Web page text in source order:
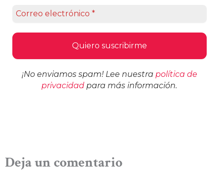
¡No enviamos spam! Lee nuestra política de
privacidad para más información.
Deja un comentario